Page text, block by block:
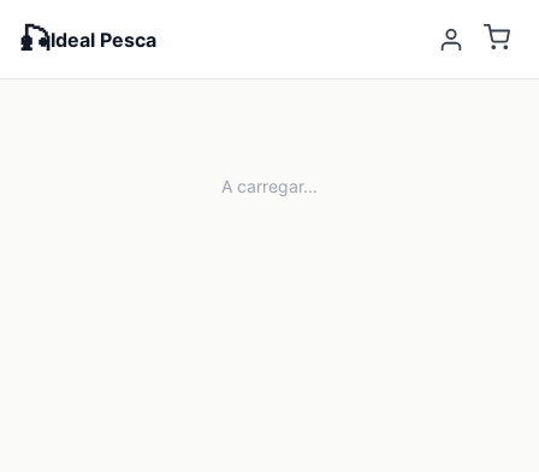
🎣Ideal Pesca
A carregar...